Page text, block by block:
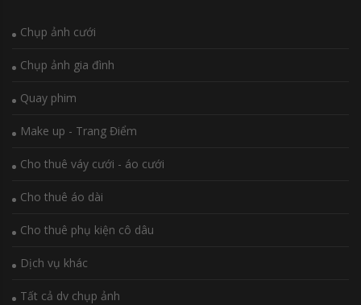
Chụp ảnh cưới
Chụp ảnh gia đình
Quay phim
Make up - Trang Điểm
Cho thuê váy cưới - áo cưới
Cho thuê áo dài
Cho thuê phụ kiện cô dâu
Dịch vụ khác
Tất cả dv chụp ảnh